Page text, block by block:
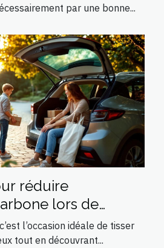
par une bonne...
réduire
lors de
l’occasion idéale de tisser
tout en découvrant...